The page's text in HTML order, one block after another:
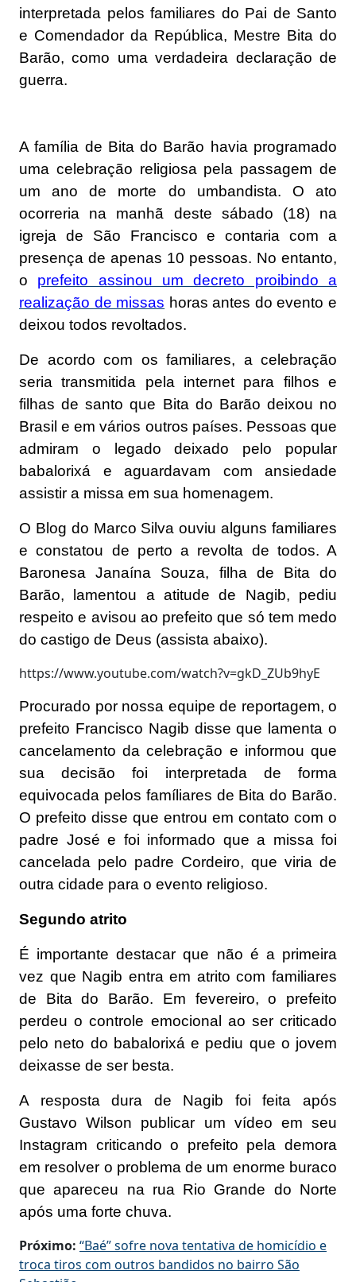
interpretada pelos familiares do Pai de Santo
e Comendador da República, Mestre Bita do
Barão, como uma verdadeira declaração de
guerra.
A família de Bita do Barão havia programado
uma celebração religiosa pela passagem de
um ano de morte do umbandista. O ato
ocorreria na manhã deste sábado (18) na
igreja de São Francisco e contaria com a
presença de apenas 10 pessoas. No entanto,
o prefeito assinou um decreto proibindo a
realização de missas horas antes do evento e
deixou todos revoltados.
De acordo com os familiares, a celebração
seria transmitida pela internet para filhos e
filhas de santo que Bita do Barão deixou no
Brasil e em vários outros países. Pessoas que
admiram o legado deixado pelo popular
babalorixá e aguardavam com ansiedade
assistir a missa em sua homenagem.
O Blog do Marco Silva ouviu alguns familiares
e constatou de perto a revolta de todos. A
Baronesa Janaína Souza, filha de Bita do
Barão, lamentou a atitude de Nagib, pediu
respeito e avisou ao prefeito que só tem medo
do castigo de Deus (assista abaixo).
https://www.youtube.com/watch?v=gkD_ZUb9hyE
Procurado por nossa equipe de reportagem, o
prefeito Francisco Nagib disse que lamenta o
cancelamento da celebração e informou que
sua decisão foi interpretada de forma
equivocada pelos famíliares de Bita do Barão.
O prefeito disse que entrou em contato com o
padre José e foi informado que a missa foi
cancelada pelo padre Cordeiro, que viria de
outra cidade para o evento religioso.
Segundo atrito
É importante destacar que não é a primeira
vez que Nagib entra em atrito com familiares
de Bita do Barão. Em fevereiro, o prefeito
perdeu o controle emocional ao ser criticado
pelo neto do babalorixá e pediu que o jovem
deixasse de ser besta.
A resposta dura de Nagib foi feita após
Gustavo Wilson publicar um vídeo em seu
Instagram criticando o prefeito pela demora
em resolver o problema de um enorme buraco
que apareceu na rua Rio Grande do Norte
após uma forte chuva.
Próximo: “Baé” sofre nova tentativa de homicídio e
troca tiros com outros bandidos no bairro São